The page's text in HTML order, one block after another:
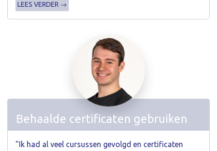
LEES VERDER →
Behaalde certificaten gebruiken
"Ik had al veel cursussen gevolgd en certificaten